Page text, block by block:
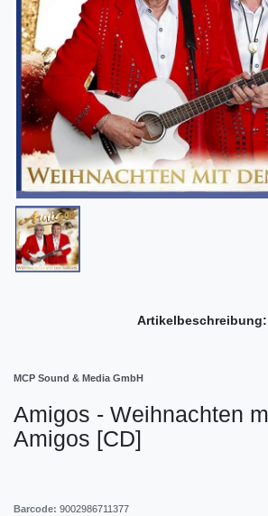
Artikelbeschreibung:
MCP Sound & Media GmbH
Amigos - Weihnachten
Amigos [CD]
Barcode: 9002986711377